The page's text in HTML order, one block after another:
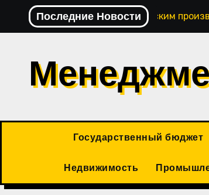
Перейти
Последние Новости
Павел Сумачев: кировским
Государственный бюджет
Недвижимость